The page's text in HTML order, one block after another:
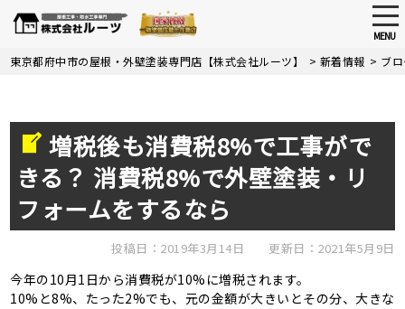
Skip
MENU
東京都府中市の屋根・外壁塗装専門店【株式会社ルーツ】 > 新着情報 > ブ
増税後も消費税8%で工事がで
きる？ 消費税8%で外壁塗装・リ
フォームをするなら
投稿日：2019年3月14日 更新日：2021年5月9日
今年の10月1 日から消費税が10% に増税されます。
10% と8%、たった2%でも、元の金額が大きいとその分、大きな